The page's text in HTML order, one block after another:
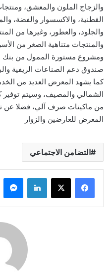
والزجاج الملون والمعشق،
القطنية، والاكسسوار والفضة،
والجلود، والعطور، وغيرها من
والمنتجات متناهية الصغر من الأسر
ومشروع مستورة الممول من بنك
صندوق دعم الصناعات الريفية
كما يشهد المعرض العديد من
الشمالي والمصيف، وسيتم توفير
من ماكينات صرف آلي، فضلا عن
المعرض للعارضين والزوار
التضامن الاجتماعي
لينكدإن